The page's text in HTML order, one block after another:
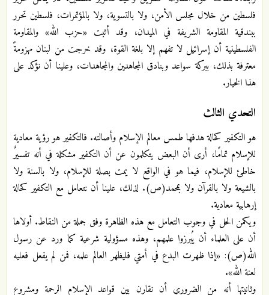
فلسطين من خلال مجلس الأمن، ولا بالتسوية، ولا بالمؤتمرات، فلسطين تحرر
ببندقية المقاومة الشريفة في الميدان، وقد أثبت «حزب الله» والمقاومة
الفلسطينية أن إسرائيل لا تفهم إلا بلغة القوة، وقد خرجت من لبنان مهزومةً
معترفة بذلك، ببركة سواعد وبنادق المجاهدين والمجاهدات، وعلينا أن نؤكد على
هذا الخيار.
التحدي الثالث
هو التكفير كحالة هدفها طمس معالم الإسلام وأصالته. فالتكفير هو رؤية معادية
للإسلام تمامًا، أرى أن البعض يتكلمون عن أن التكفير مشكلة في أنه تفسيرٌ
خاطئ للإسلام، فيما هو في الواقع لا يمت بصلة للإسلام، ولا بالسنة ولا
بالشيعة ولا بالقرآن ولا بمحمد(ص). لذلك، علينا أن نتعامل مع التكفير كحالة
إرهابية معادية.
ويكمن الحل في وجوب التعامل مع هذه الظاهرة وفق جملة من النقاط. أولاها
أن على العلماء أن يُبرزوا علمهم، وهذه مسؤولية شرعية كما ورد عن رسول
الله(ص): «إذا ظهرت البدع في أمتي فليظهر العالم علمه، فمن لم يفعل فعليه
لعنة الله».
وثانيتها أنه من الضروري أن نقارن بين قواعد الإسلام الرحمة ومشروع